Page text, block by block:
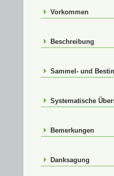
Vorkommen
Beschreibung
Sammel- und
Systematische
Bemerkungen
Danksagung